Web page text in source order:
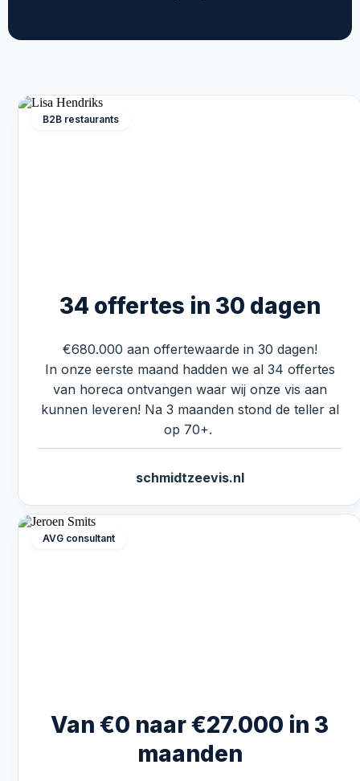
B2B restaurants
34 offertes in 30 dagen
€680.000 aan offertewaarde in 30 dagen!
In onze eerste maand hadden we al 34 offertes
van horeca ontvangen waar wij onze vis aan
kunnen leveren! Na 3 maanden stond de teller al
op 70+.
schmidtzeevis.nl
AVG consultant
Van €0 naar €27.000 in 3
maanden